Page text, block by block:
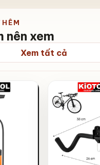
nên xem
Xem tất cả